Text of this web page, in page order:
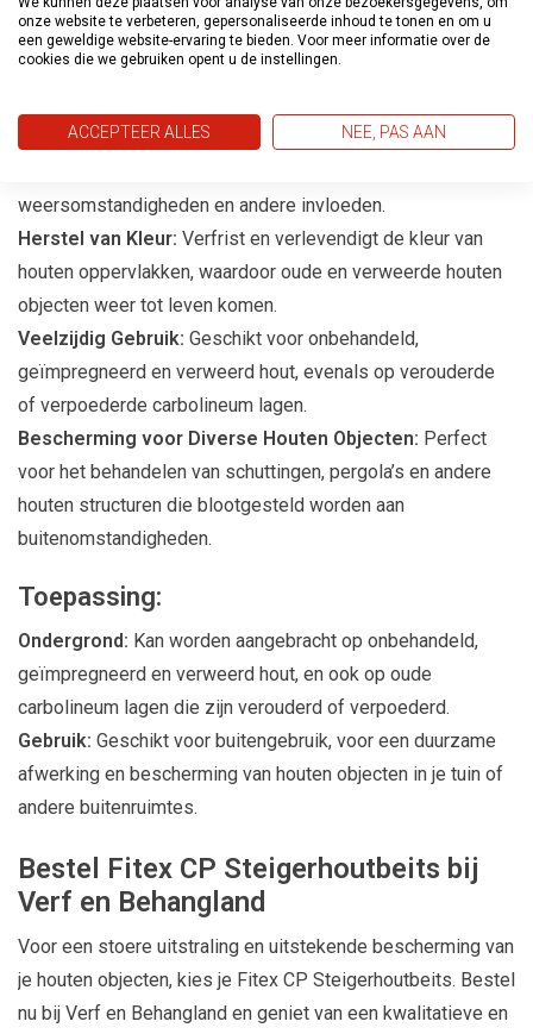
een robuuste uitstraling die perfect is voor een natuurlijke,
verouderde look, ideaal voor steigerhout en vergelijkbare
materialen.
de beits uitstekende bescherming en verlengt de
weersomstandigheden en andere invloeden.
Herstel van Kleur: Verfrist en verlevendigt de kleur van
houten oppervlakken, waardoor oude en verweerde houten
objecten weer tot leven komen.
Veelzijdig Gebruik: Geschikt voor onbehandeld,
geïmpregneerd en verweerd hout, evenals op verouderde
of verpoederde carbolineum lagen.
Bescherming voor Diverse Houten Objecten: Perfect
voor het behandelen van schuttingen, pergola’s en andere
houten structuren die blootgesteld worden aan
buitenomstandigheden.
Toepassing:
Ondergrond: Kan worden aangebracht op onbehandeld,
geïmpregneerd en verweerd hout, en ook op oude
carbolineum lagen die zijn verouderd of verpoederd.
Gebruik: Geschikt voor buitengebruik, voor een duurzame
afwerking en bescherming van houten objecten in je tuin of
andere buitenruimtes.
Bestel Fitex CP Steigerhoutbeits bij
Verf en Behangland
Voor een stoere uitstraling en uitstekende bescherming van
je houten objecten, kies je Fitex CP Steigerhoutbeits. Bestel
nu bij Verf en Behangland en geniet van een kwalitatieve en
onze website te verbeteren, gepersonaliseerde inhoud te tonen en om u
een geweldige website-ervaring te bieden. Voor meer informatie over de
cookies die we gebruiken opent u de instellingen.
ACCEPTEER ALLES NEE, PAS AAN